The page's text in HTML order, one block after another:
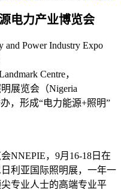
电力产业博览会
and Power Industry Expo
Centre，
展览会（Nigeria
，形成“电力能源+照明”
NNEPIE，9月16-18日在
利亚国际照明展，一年一
专业人士的高端专业平